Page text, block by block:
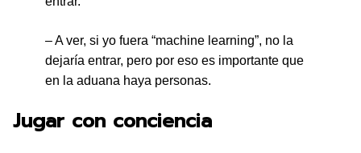
– A ver, si yo fuera “machine learning”, no la
dejaría entrar, pero por eso es importante que
en la aduana haya personas.
Jugar con conciencia